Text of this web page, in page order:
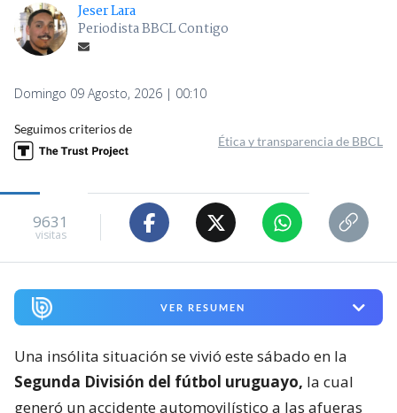
Jeser Lara
Periodista BBCL Contigo
Domingo 09 Agosto, 2026 | 00:10
Seguimos criterios de
Ética y transparencia de BBCL
9631
visitas
VER RESUMEN
Una insólita situación se vivió este sábado en la
Segunda División del fútbol uruguayo, la cual
generó un accidente automovilístico a las afueras